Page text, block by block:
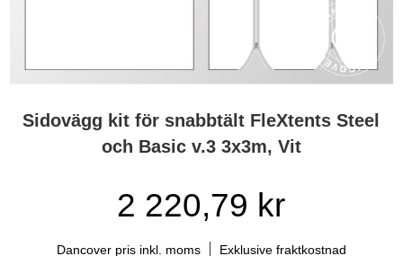
Sidovägg kit för snabbtält FleXtents Steel
och Basic v.3 3x3m, Vit
2 220,79 kr
Dancover pris inkl. moms Exklusive fraktkostnad